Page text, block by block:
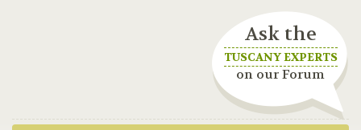
Ask the
TUSCANY EXPERTS
on our Forum